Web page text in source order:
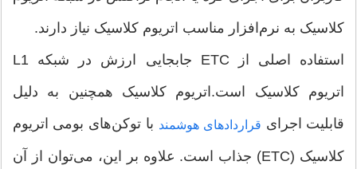
کلاسیک به نرم‌افزار مناسب اتریوم کلاسیک نیاز دارند.
استفاده اصلی از ETC جابجایی ارزش در شبکه L1
اتریوم کلاسیک است.اتریوم کلاسیک همچنین به دلیل
قابلیت اجرای قراردادهای هوشمند با توکن‌های بومی اتریوم
کلاسیک (ETC) جذاب است. علاوه بر این، می‌توان از آن